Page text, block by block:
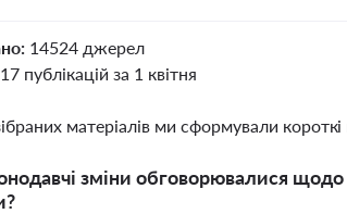
14524 джерел
17 публікацій за 1 квітня
матеріалів ми сформували короткі
зміни обговорювалися